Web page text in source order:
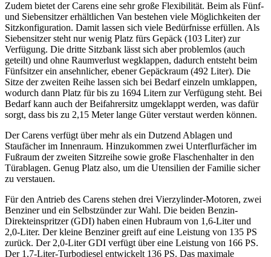
Zudem bietet der Carens eine sehr große Flexibilität. Beim als Fünf-
und Siebensitzer erhältlichen Van bestehen viele Möglichkeiten der
Sitzkonfiguration. Damit lassen sich viele Bedürfnisse erfüllen. Als
Siebensitzer steht nur wenig Platz fürs Gepäck (103 Liter) zur
Verfügung. Die dritte Sitzbank lässt sich aber problemlos (auch
geteilt) und ohne Raumverlust wegklappen, dadurch entsteht beim
Fünfsitzer ein ansehnlicher, ebener Gepäckraum (492 Liter). Die
Sitze der zweiten Reihe lassen sich bei Bedarf einzeln umklappen,
wodurch dann Platz für bis zu 1694 Litern zur Verfügung steht. Bei
Bedarf kann auch der Beifahrersitz umgeklappt werden, was dafür
sorgt, dass bis zu 2,15 Meter lange Güter verstaut werden können.
Der Carens verfügt über mehr als ein Dutzend Ablagen und
Staufächer im Innenraum. Hinzukommen zwei Unterflurfächer im
Fußraum der zweiten Sitzreihe sowie große Flaschenhalter in den
Türablagen. Genug Platz also, um die Utensilien der Familie sicher
zu verstauen.
Für den Antrieb des Carens stehen drei Vierzylinder-Motoren, zwei
Benziner und ein Selbstzünder zur Wahl. Die beiden Benzin-
Direkteinspritzer (GDI) haben einen Hubraum von 1,6-Liter und
2,0-Liter. Der kleine Benziner greift auf eine Leistung von 135 PS
zurück. Der 2,0-Liter GDI verfügt über eine Leistung von 166 PS.
Der 1,7-Liter-Turbodiesel entwickelt 136 PS. Das maximale